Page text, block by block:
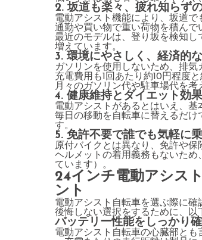
2. 坂道も楽々、疲れ知らず
電動アシスト機能により、坂道で
通勤や買い物で重い荷物を積んで
最近のモデルは、登り坂を検知
増えています。
3. 環境にやさしく、経済的
ガソリンを使用しないため、排気
充電費用も1回あたり約10円程度と
月々のガソリン代や駐車場代を考
4. 健康維持とダイエット効
電動アシストがあるとはいえ、基
毎日の移動を自転車に替えるだ
す。
5. 免許不要で誰でも気軽に
原付バイクとは異なり、免許や保
ヘルメットの着用義務もないた
ています）。
24インチ電動アシス
ント
電動アシスト自転車を選ぶ際に確
後悔しない選択をするために、以
バッテリー性能をしっかり
電動アシスト自転車の心臓部とも